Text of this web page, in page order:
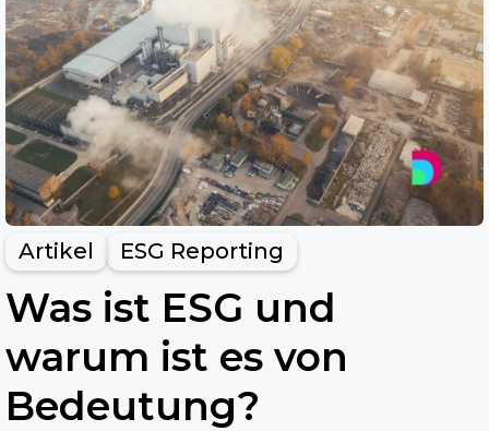
Artikel ESG Reporting
Was ist ESG und
warum ist es von
Bedeutung?